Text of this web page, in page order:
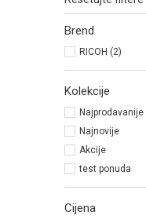
Brend
RICOH (2)
Kolekcije
Najprodavanije
Najnovije
Akcije
test ponuda
Cijena